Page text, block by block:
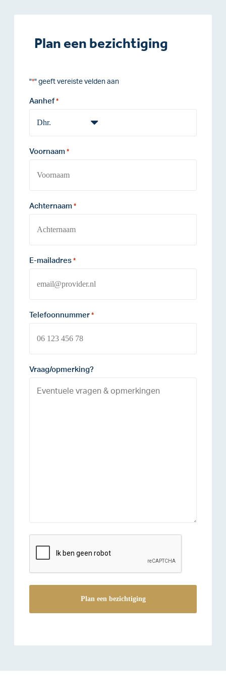
Plan een bezichtiging
"*" geeft vereiste velden aan
Aanhef *
Voornaam *
Achternaam *
E-mailadres *
Telefoonnummer *
Vraag/opmerking?